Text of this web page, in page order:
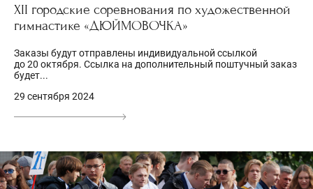
XII городские соревнования по художественной
гимнастике «ДЮЙМОВОЧКА»
Заказы будут отправлены индивидуальной ссылкой
до 20 октября. Ссылка на дополнительный поштучный заказ
будет...
29 сентября 2024